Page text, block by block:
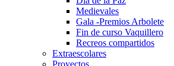
Medievales
Gala -Premios Arbolete
Fin de curso Vaquillero
Recreos compartidos
Extraescolares
Proyectos